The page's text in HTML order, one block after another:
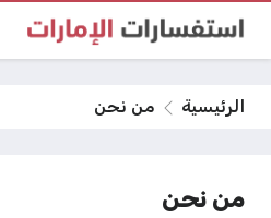
الرئيسية من نحن
من نحن